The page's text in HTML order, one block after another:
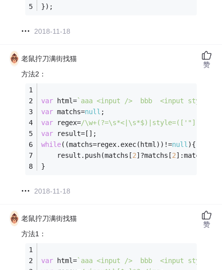
});
2018-11-18
老鼠拧刀满街找猫
方法2：
var html=`aaa <input />  bbb  <input
var matchs=null ;
var regex=/
var result=[];
while((matchs=regex.exec(html))!=null ){
	result.push(matchs[
2]?matchs[2]:matchs[
}
2018-11-18
赞
老鼠拧刀满街找猫
方法1：
var html=`aaa <input />  bbb  <input
赞